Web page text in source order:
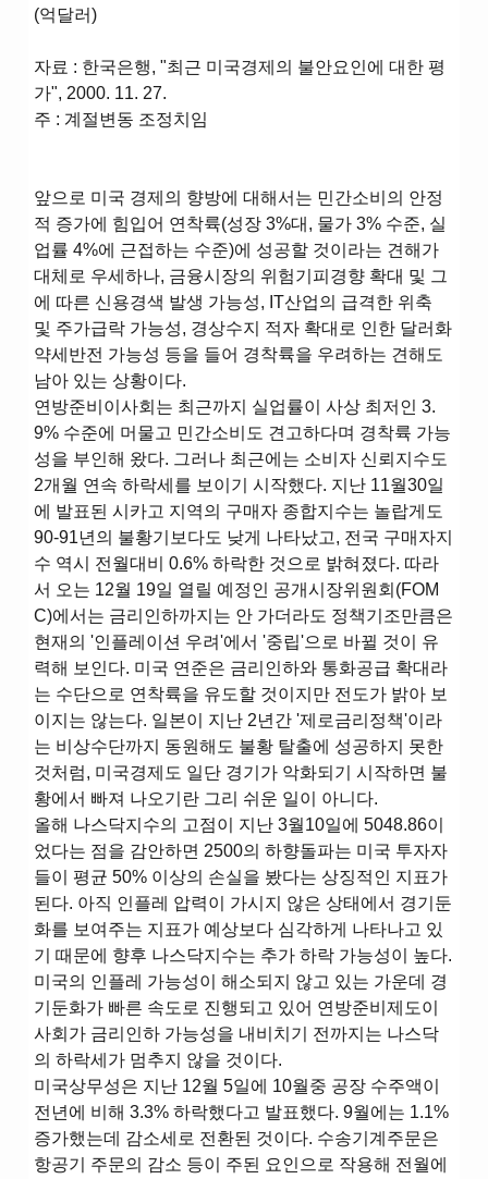
(억달러)
자료 : 한국은행, "최근 미국경제의 불안요인에 대한 평
가", 2000. 11. 27.
주 : 계절변동 조정치임
앞으로 미국 경제의 향방에 대해서는 민간소비의 안정
적 증가에 힘입어 연착륙(성장 3%대, 물가 3% 수준, 실
업률 4%에 근접하는 수준)에 성공할 것이라는 견해가
대체로 우세하나, 금융시장의 위험기피경향 확대 및 그
에 따른 신용경색 발생 가능성, IT산업의 급격한 위축
및 주가급락 가능성, 경상수지 적자 확대로 인한 달러화
약세반전 가능성 등을 들어 경착륙을 우려하는 견해도
남아 있는 상황이다.
연방준비이사회는 최근까지 실업률이 사상 최저인 3.
9% 수준에 머물고 민간소비도 견고하다며 경착륙 가능
성을 부인해 왔다. 그러나 최근에는 소비자 신뢰지수도
2개월 연속 하락세를 보이기 시작했다. 지난 11월30일
에 발표된 시카고 지역의 구매자 종합지수는 놀랍게도
90-91년의 불황기보다도 낮게 나타났고, 전국 구매자지
수 역시 전월대비 0.6% 하락한 것으로 밝혀졌다. 따라
서 오는 12월 19일 열릴 예정인 공개시장위원회(FOM
C)에서는 금리인하까지는 안 가더라도 정책기조만큼은
현재의 '인플레이션 우려'에서 '중립'으로 바뀔 것이 유
력해 보인다. 미국 연준은 금리인하와 통화공급 확대라
는 수단으로 연착륙을 유도할 것이지만 전도가 밝아 보
이지는 않는다. 일본이 지난 2년간 '제로금리정책'이라
는 비상수단까지 동원해도 불황 탈출에 성공하지 못한
것처럼, 미국경제도 일단 경기가 악화되기 시작하면 불
황에서 빠져 나오기란 그리 쉬운 일이 아니다.
올해 나스닥지수의 고점이 지난 3월10일에 5048.86이
었다는 점을 감안하면 2500의 하향돌파는 미국 투자자
들이 평균 50% 이상의 손실을 봤다는 상징적인 지표가
된다. 아직 인플레 압력이 가시지 않은 상태에서 경기둔
화를 보여주는 지표가 예상보다 심각하게 나타나고 있
기 때문에 향후 나스닥지수는 추가 하락 가능성이 높다.
미국의 인플레 가능성이 해소되지 않고 있는 가운데 경
기둔화가 빠른 속도로 진행되고 있어 연방준비제도이
사회가 금리인하 가능성을 내비치기 전까지는 나스닥
의 하락세가 멈추지 않을 것이다.
미국상무성은 지난 12월 5일에 10월중 공장 수주액이
전년에 비해 3.3% 하락했다고 발표했다. 9월에는 1.1%
증가했는데 감소세로 전환된 것이다. 수송기계주문은
항공기 주문의 감소 등이 주된 요인으로 작용해 전월에